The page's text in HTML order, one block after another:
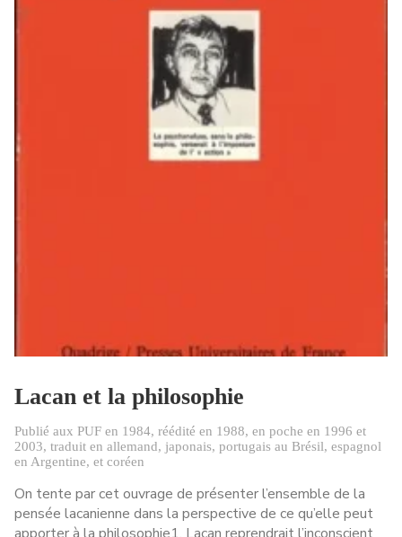
Lacan et la philosophie
Publié aux PUF en 1984, réédité en 1988, en poche en 1996 et
2003, traduit en allemand, japonais, portugais au Brésil, espagnol
en Argentine, et coréen
On tente par cet ouvrage de présenter l’ensemble de la
pensée lacanienne dans la perspective de ce qu’elle peut